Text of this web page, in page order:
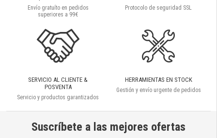
Envío gratuíto en pedidos
superiores a 99€
Protocolo de seguridad SSL
SERVICIO AL CLIENTE &
POSVENTA
Servicio y productos garantizados
HERRAMIENTAS EN STOCK
Gestión y envío urgente de pedidos
Suscríbete a las mejores ofertas